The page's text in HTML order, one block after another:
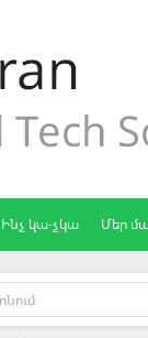
Ինչ կա-չկա Մեր